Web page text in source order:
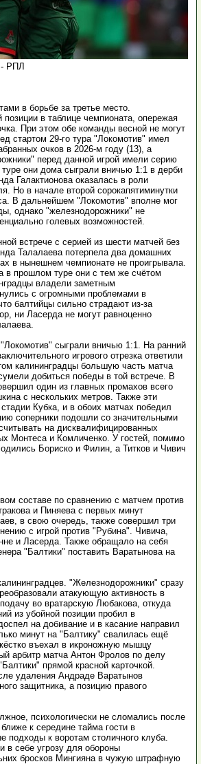
РПЛ
в борьбе за третье место.
в таблице чемпионата, опережая
При этом обе команды весной не могут
стартом 29-го тура "Локомотив" имел
очков в 2026-м году (13), а
перед данной игрой имели серию
они дома сыграли вничью 1:1 в дерби
Галактионова оказалась в роли
Но в начале второй сорокапятиминутки
В дальнейшем "Локомотив" вполне мог
однако "железнодорожники" не
голевых возможностей.
встрече с серией из шести матчей без
Талалаева потерпела два домашних
в нынешнем чемпионате не проигрывала.
в прошлом туре они с тем же счётом
владели заметным
с огромными проблемами в
балтийцы сильно страдают из-за
ни Ласерда не могут равноценно
сыграли вничью 1:1. На ранний
игрового отрезка ответили
калининградцы большую часть матча
добиться победы в той встрече. В
один из главных промахов всего
с нескольких метров. Также эти
Кубка, и в обоих матчах победил
соперники подошли со значительными
на дисквалифицированных
Монтеса и Комличенко. У гостей, помимо
Бориско и Филин, а Титков и Чивич
составе по сравнению с матчем против
и Пиняева с первых минут
в свою очередь, также совершил три
с игрой против "Рубина". Чивича,
и Ласерда. Также обращало на себя
"Балтики" поставить Варатынова на
"Железнодорожники" сразу
атакующую активность в
во вратарскую Любакова, откуда
из убойной позиции пробил в
на добивание и в касание направил
минут на "Балтику" свалилась ещё
въехал в икроножную мышцу
арбитр матча Антон Фролов по делу
прямой красной карточкой.
удаления Андраде Варатынов
защитника, а позицию правого
психологически не сломались после
к середине тайма гости в
подходы к воротам столичного клуба.
в себе угрозу для обороны
бросков Мингияна в чужую штрафную